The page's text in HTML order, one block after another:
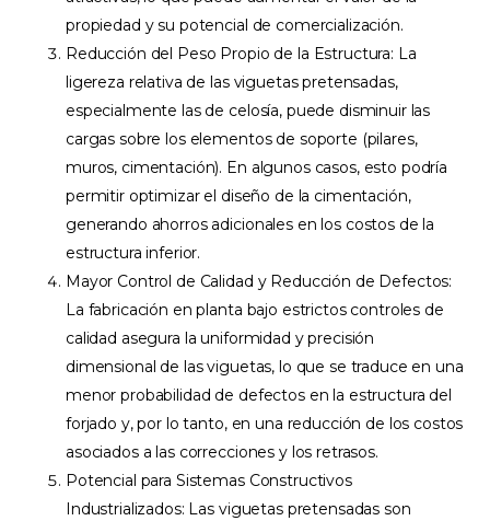
propiedad y su potencial de comercialización.
Reducción del Peso Propio de la Estructura: La
ligereza relativa de las viguetas pretensadas,
especialmente las de celosía, puede disminuir las
cargas sobre los elementos de soporte (pilares,
muros, cimentación). En algunos casos, esto podría
permitir optimizar el diseño de la cimentación,
generando ahorros adicionales en los costos de la
estructura inferior.
Mayor Control de Calidad y Reducción de Defectos:
La fabricación en planta bajo estrictos controles de
calidad asegura la uniformidad y precisión
dimensional de las viguetas, lo que se traduce en una
menor probabilidad de defectos en la estructura del
forjado y, por lo tanto, en una reducción de los costos
asociados a las correcciones y los retrasos.
Potencial para Sistemas Constructivos
Industrializados: Las viguetas pretensadas son